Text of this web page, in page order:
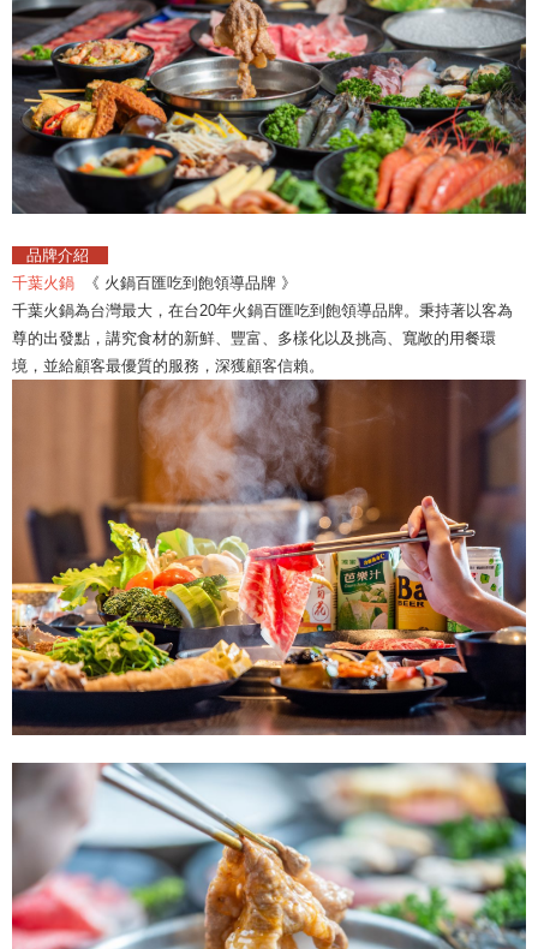
品牌介紹
千葉火鍋
《 火鍋百匯吃到飽領導品牌 》
千葉火鍋為台灣最大，在台20年火鍋百匯吃到飽領導品牌。秉持著以客為
尊的出發點，講究食材的新鮮、豐富、多樣化以及挑高、寬敞的用餐環
境，並給顧客最優質的服務，深獲顧客信賴。